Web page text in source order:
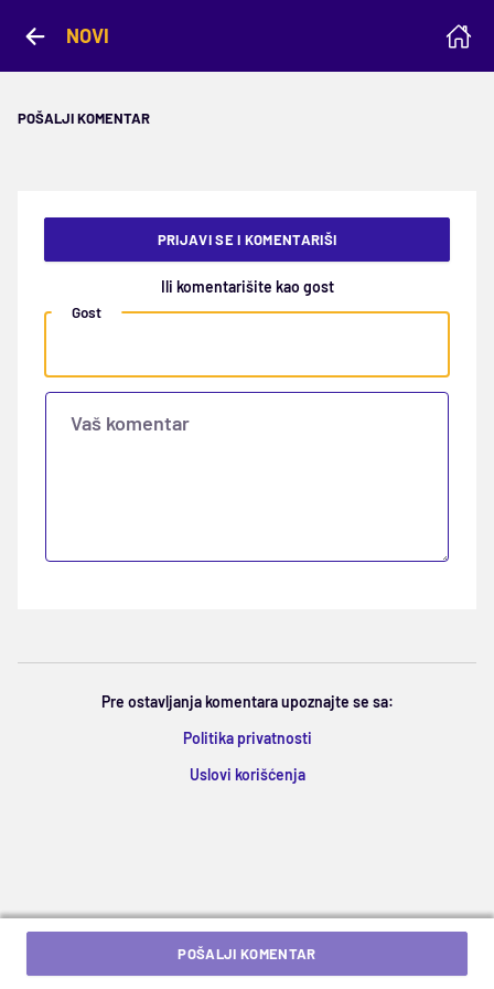
NOVI
POŠALJI KOMENTAR
PRIJAVI SE I KOMENTARIŠI
Ili komentarišite kao gost
Gost
Vaš komentar
Pre ostavljanja komentara upoznajte se sa:
Politika privatnosti
Uslovi korišćenja
POŠALJI KOMENTAR